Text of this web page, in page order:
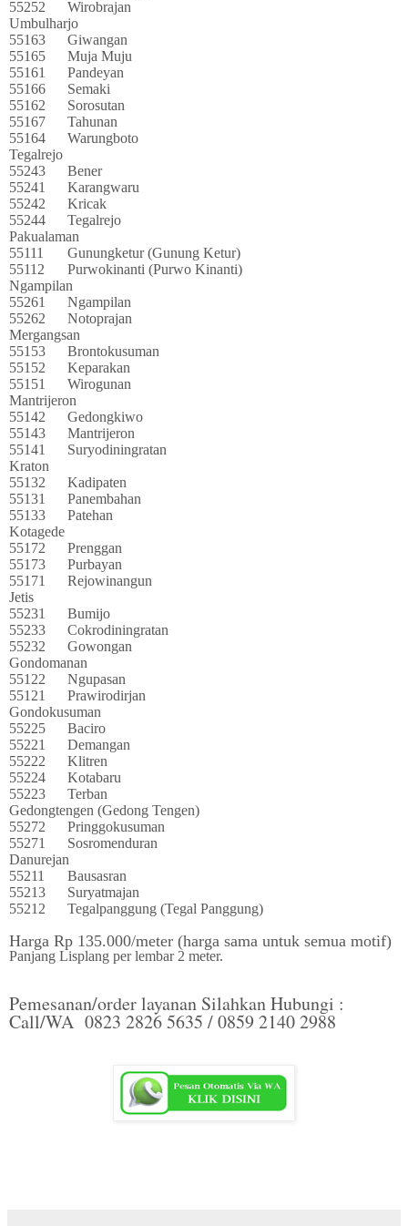
55252
Wirobrajan
Umbulharjo
55163
Giwangan
55165
Muja Muju
55161
Pandeyan
55166
Semaki
55162
Sorosutan
55167
Tahunan
55164
Warungboto
Tegalrejo
55243
Bener
55241
Karangwaru
55242
Kricak
55244
Tegalrejo
Pakualaman
55111
Gunungketur (Gunung Ketur)
55112
Purwokinanti (Purwo Kinanti)
Ngampilan
55261
Ngampilan
55262
Notoprajan
Mergangsan
55153
Brontokusuman
55152
Keparakan
55151
Wirogunan
Mantrijeron
55142
Gedongkiwo
55143
Mantrijeron
55141
Suryodiningratan
Kraton
55132
Kadipaten
55131
Panembahan
55133
Patehan
Kotagede
55172
Prenggan
55173
Purbayan
55171
Rejowinangun
Jetis
55231
Bumijo
55233
Cokrodiningratan
55232
Gowongan
Gondomanan
55122
Ngupasan
55121
Prawirodirjan
Gondokusuman
55225
Baciro
55221
Demangan
55222
Klitren
55224
Kotabaru
55223
Terban
Gedongtengen (Gedong Tengen)
55272
Pringgokusuman
55271
Sosromenduran
Danurejan
55211
Bausasran
55213
Suryatmajan
55212
Tegalpanggung (Tegal Panggung)
Harga Rp 135.000/meter (harga sama untuk semua motif)
Panjang Lisplang per lembar 2 meter.
Pemesanan/order layanan Silahkan Hubungi :
Call/WA 0823 2826 5635 / 0859 2140 2988